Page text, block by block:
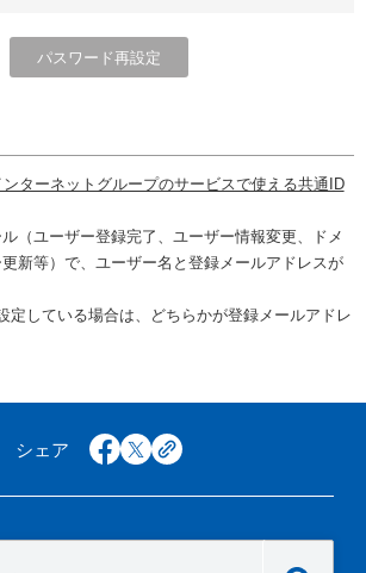
ターネットグループのサービスで使える共通ID
（ユーザー登録完了、ユーザー情報変更、ドメ
新等）で、ユーザー名と登録メールアドレスが
定している場合は、どちらかが登録メールアドレ
シェア facebook
x copy